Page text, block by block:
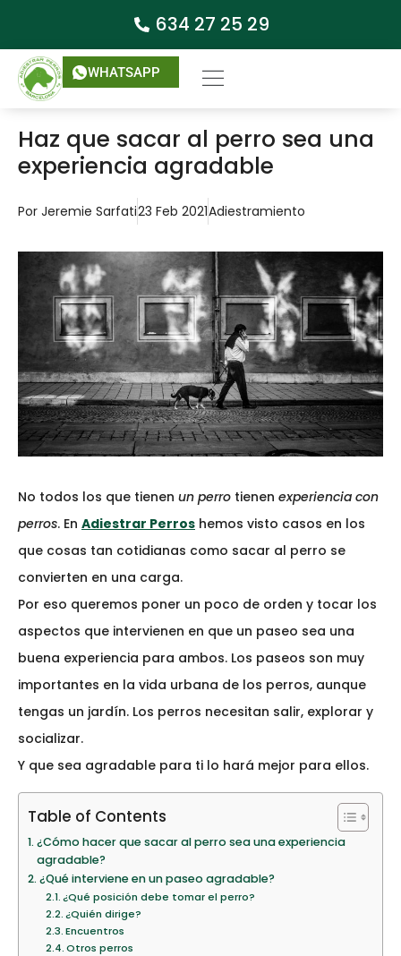
634 27 25 29
WHATSAPP
Haz que sacar al perro sea una
experiencia agradable
Por Jeremie Sarfati23 Feb 2021Adiestramiento
No todos los que tienen un perro tienen experiencia con
perros. En Adiestrar Perros hemos visto casos en los
que cosas tan cotidianas como sacar al perro se
convierten en una carga.
Por eso queremos poner un poco de orden y tocar los
aspectos que intervienen en que un paseo sea una
buena experiencia para ambos. Los paseos son muy
importantes en la vida urbana de los perros, aunque
tengas un jardín. Los perros necesitan salir, explorar y
socializar.
Y que sea agradable para ti lo hará mejor para ellos.
Table of Contents
¿Cómo hacer que sacar al perro sea una experiencia
agradable?
¿Qué interviene en un paseo agradable?
¿Qué posición debe tomar el perro?
¿Quién dirige?
Encuentros
Otros perros